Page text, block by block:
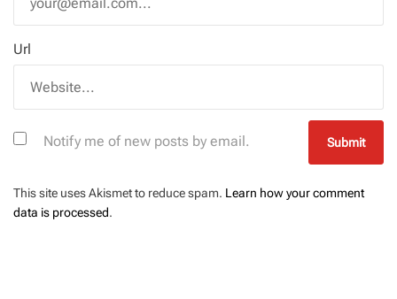
Url
Notify me of new posts by email.
This site uses Akismet to reduce spam. Learn how your comment
data is processed.